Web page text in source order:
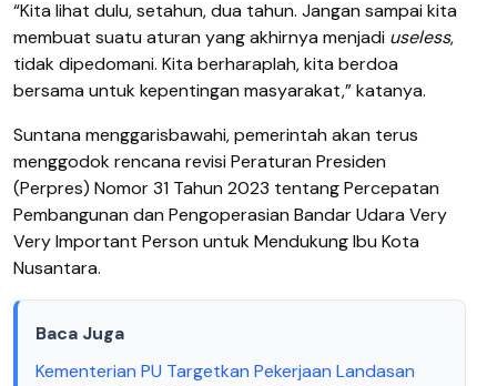
“Kita lihat dulu, setahun, dua tahun. Jangan sampai kita
membuat suatu aturan yang akhirnya menjadi useless,
tidak dipedomani. Kita berharaplah, kita berdoa
bersama untuk kepentingan masyarakat,” katanya.
Suntana menggarisbawahi, pemerintah akan terus
menggodok rencana revisi Peraturan Presiden
(Perpres) Nomor 31 Tahun 2023 tentang Percepatan
Pembangunan dan Pengoperasian Bandar Udara Very
Very Important Person untuk Mendukung Ibu Kota
Nusantara.
Baca Juga
Kementerian PU Targetkan Pekerjaan Landasan